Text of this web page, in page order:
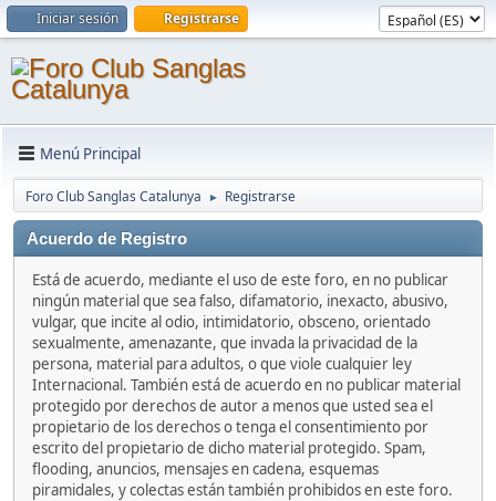
Iniciar sesión Registrarse
Menú Principal
Foro Club Sanglas Catalunya ► Registrarse
Acuerdo de Registro
Está de acuerdo, mediante el uso de este foro, en no publicar
ningún material que sea falso, difamatorio, inexacto, abusivo,
vulgar, que incite al odio, intimidatorio, obsceno, orientado
sexualmente, amenazante, que invada la privacidad de la
persona, material para adultos, o que viole cualquier ley
Internacional. También está de acuerdo en no publicar material
protegido por derechos de autor a menos que usted sea el
propietario de los derechos o tenga el consentimiento por
escrito del propietario de dicho material protegido. Spam,
flooding, anuncios, mensajes en cadena, esquemas
piramidales, y colectas están también prohibidos en este foro.